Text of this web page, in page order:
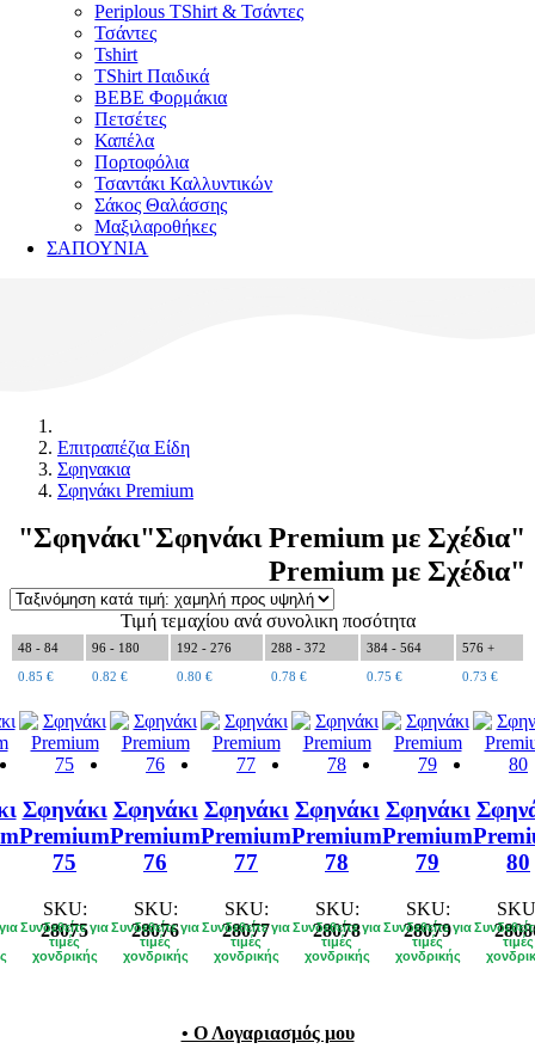
Periplous TShirt & Τσάντες
Τσάντες
Tshirt
TShirt Παιδικά
ΒΕΒΕ Φορμάκια
Πετσέτες
Καπέλα
Πορτοφόλια
Τσαντάκι Καλλυντικών
Σάκος Θαλάσσης
Μαξιλαροθήκες
ΣΑΠΟΥΝΙΑ
Επιτραπέζια Είδη
Σφηνακια
Σφηνάκι Premium
"Σφηνάκι Premium με Σχέδια"
"Σφηνάκι
Premium με Σχέδια"
Τιμή τεμαχίου ανά συνολικη ποσότητα
48 - 84 96 - 180 192 - 276 288 - 372 384 - 564
576 +
0.85 € 0.82 € 0.80 € 0.78 € 0.75 € 0.73 €
Σφηνάκι
Premium
75
SKU:
28075
Συνδεθείτε για
τιμές
χονδρικής
Σφηνάκι
Premium
76
SKU:
28076
Συνδεθείτε για
τιμές
χονδρικής
Σφηνάκι
Premium
77
SKU:
28077
Συνδεθείτε για
τιμές
χονδρικής
Σφηνάκι
Premium
78
SKU:
28078
Συνδεθείτε για
τιμές
χονδρικής
Σφηνάκι
Premium
79
SKU:
28079
Συνδεθείτε για
τιμές
χονδρικής
80
τιμές
• Ο Λογαριασμός μου